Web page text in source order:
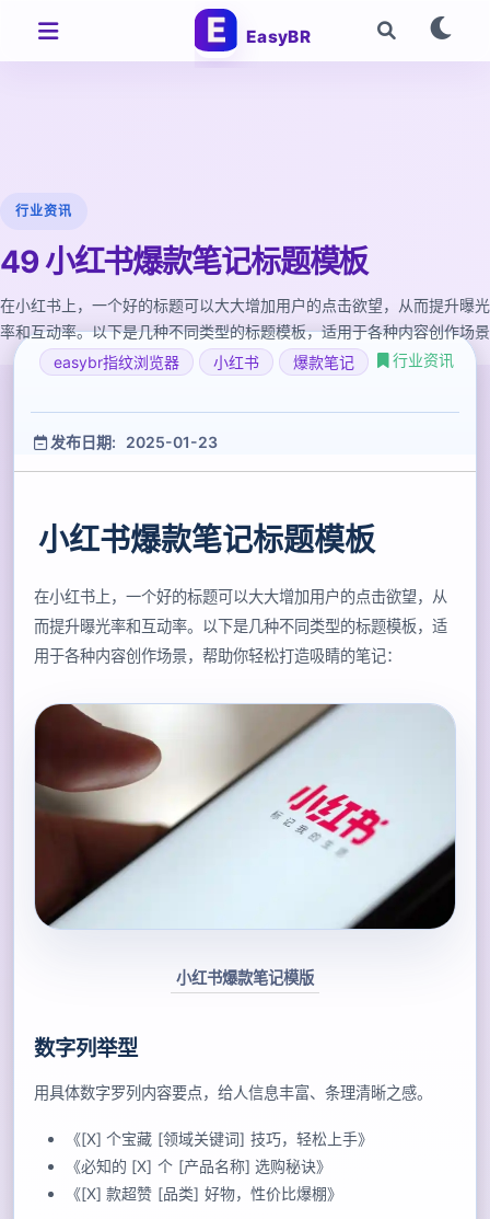
EasyBR
行业资讯
49 小红书爆款笔记标题模板
在小红书上，一个好的标题可以大大增加用户的点击欲望，从而提升曝光
率和互动率。以下是几种不同类型的标题模板，适用于各种内容创作场景
easybr指纹浏览器
小红书 爆款笔记 行业资讯
发布日期: 2025-01-23
小红书爆款笔记标题模板
在小红书上，一个好的标题可以大大增加用户的点击欲望，从
而提升曝光率和互动率。以下是几种不同类型的标题模板，适
用于各种内容创作场景，帮助你轻松打造吸睛的笔记：
小红书爆款笔记模版
数字列举型
用具体数字罗列内容要点，给人信息丰富、条理清晰之感。
《[X] 个宝藏 [领域关键词] 技巧，轻松上手》
《必知的 [X] 个 [产品名称] 选购秘诀》
《[X] 款超赞 [品类] 好物，性价比爆棚》